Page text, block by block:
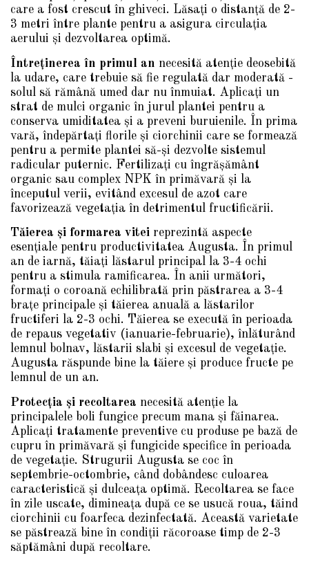
care a fost crescut în ghiveci. Lăsați o distanță de 2-
3 metri între plante pentru a asigura circulația
aerului și dezvoltarea optimă.
Întreținerea în primul an necesită atenție deosebită
la udare, care trebuie să fie regulată dar moderată -
solul să rămână umed dar nu înmuiat. Aplicați un
strat de mulci organic în jurul plantei pentru a
conserva umiditatea și a preveni buruienile. În prima
vară, îndepărtați florile și ciorchinii care se formează
pentru a permite plantei să-și dezvolte sistemul
radicular puternic. Fertilizați cu îngrășământ
organic sau complex NPK în primăvară și la
începutul verii, evitând excesul de azot care
favorizează vegetația în detrimentul fructificării.
Tăierea și formarea vitei reprezintă aspecte
esențiale pentru productivitatea Augusta. În primul
an de iarnă, tăiați lăstarul principal la 3-4 ochi
pentru a stimula ramificarea. În anii următori,
formați o coroană echilibrată prin păstrarea a 3-4
brațe principale și tăierea anuală a lăstarilor
fructiferi la 2-3 ochi. Tăierea se execută în perioada
de repaus vegetativ (ianuarie-februarie), înlăturând
lemnul bolnav, lăstarii slabi și excesul de vegetație.
Augusta răspunde bine la tăiere și produce fructe pe
lemnul de un an.
Protecția și recoltarea necesită atenție la
principalele boli fungice precum mana și făinarea.
Aplicați tratamente preventive cu produse pe bază de
cupru în primăvară și fungicide specifice în perioada
de vegetație. Strugurii Augusta se coc în
septembrie-octombrie, când dobândesc culoarea
caracteristică și dulceața optimă. Recoltarea se face
în zile uscate, dimineața după ce se usucă roua, tăind
ciorchinii cu foarfeca dezinfectată. Această varietate
se păstrează bine în condiții răcoroase timp de 2-3
săptămâni după recoltare.